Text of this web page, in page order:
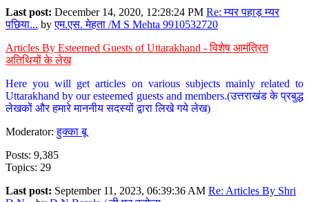
Last post: December 14, 2020, 12:28:24 PM Re: म्यर पहाड़ म्यर
पछिया... byएम.एस. मेहता /M S Mehta 9910532720
Articles By Esteemed Guests of Uttarakhand - विशेष आमंत्रित
अतिथियों के लेख
Here you will get articles on various subjects mainly related to
Uttarakhand by our esteemed guests and members.(उत्तराखंड के प्रबुद्ध
लेखकों और हमारे माननीय सदस्यों द्वारा लिखे गये लेख)
Moderator:हुक्का बू
Posts: 9,385
Topics: 29
Last post: September 11, 2023, 06:39:36 AM Re: Articles By Shri